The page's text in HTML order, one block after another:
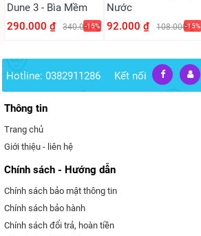
Dune 3 - Bìa Mềm
290.000 ₫
340.000 ₫
-15%
Nước
92.000 ₫
108.000 ₫
-15%
Hotline: 0382911286 Kết nối
Thông tin
Trang chủ
Giới thiệu - liên hệ
Chính sách - Hướng dẫn
Chính sách bảo mật thông tin
Chính sách bảo hành
Chính sách đổi trả, hoàn tiền